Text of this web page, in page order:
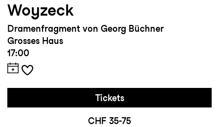
Woyzeck
Dramenfragment von Georg Büchner
Grosses Haus
17:00
Tickets
CHF 35-75